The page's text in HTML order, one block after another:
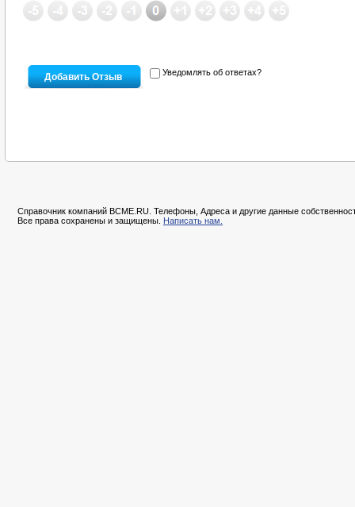
Уведомлять об ответах?
Справочник компаний BCME.RU. Телефоны, Адреса и другие данные
Все права сохранены и защищены. Написать нам.